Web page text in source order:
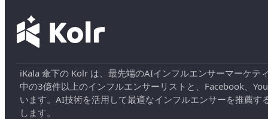
iKala 傘下の Kolr は、最先端のAIインフルエンサーマーケ
中の3億件以上のインフルエンサーリストと、Facebook、
います。AI技術を活用して最適なインフルエンサーを推薦
します。